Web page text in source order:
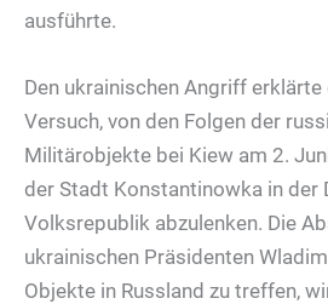
ausführte.
Den ukrainischen Angriff
Versuch, von den Folgen der
Militärobjekte bei Kiew am 2.
der Stadt Konstantinowka in der
Volksrepublik abzulenken. Die
ukrainischen Präsidenten
Objekte in Russland zu treffen,